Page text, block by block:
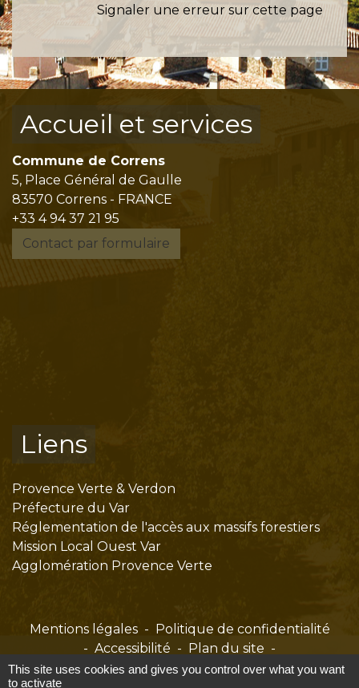
Signaler une erreur sur cette page
Accueil et services
Commune de Correns
5, Place Général de Gaulle
83570 Correns - FRANCE
+33 4 94 37 21 95
Contact par formulaire
Liens
Provence Verte & Verdon
Préfecture du Var
Réglementation de l'accès aux massifs forestiers
Mission Local Ouest Var
Agglomération Provence Verte
Mentions légales - Politique de confidentialité
- Accessibilité - Plan du site -
Gestion des cookies
This site uses cookies and gives you control over what you want
to activate